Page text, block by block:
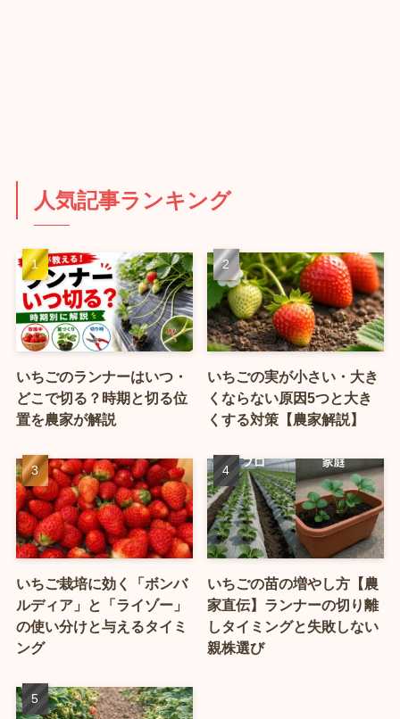
人気記事ランキング
いちごのランナーはいつ・
どこで切る？時期と切る位
置を農家が解説
いちごの実が小さい・大き
くならない原因5つと大き
くする対策【農家解説】
いちご栽培に効く「ボンバ
ルディア」と「ライゾー」
の使い分けと与えるタイミ
ング
いちごの苗の増やし方【農
家直伝】ランナーの切り離
しタイミングと失敗しない
親株選び